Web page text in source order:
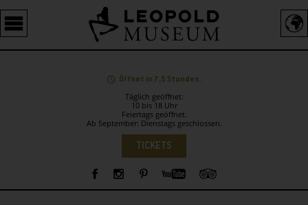
Barrierefreie
Bedienung
der
Öffnet in 7,5 Stunden.
Täglich geöffnet:
10 bis 18 Uhr
Feiertags geöffnet.
Ab September: Dienstags geschlossen.
TICKETS